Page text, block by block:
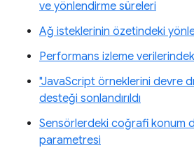
ve yönlendirme süreleri
Ağ isteklerinin özetindeki
Performans izleme
"JavaScript örneklerini devre
desteği sonlandırıldı
Sensörlerdeki coğrafi konum
parametresi